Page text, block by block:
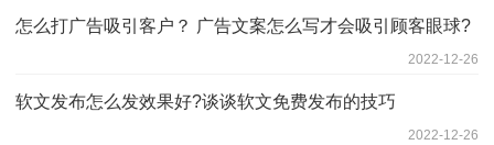
怎么打广告吸引客户？ 广告文案怎么写才会吸引顾客眼球?
2022-12-26
软文发布怎么发效果好?谈谈软文免费发布的技巧
2022-12-26